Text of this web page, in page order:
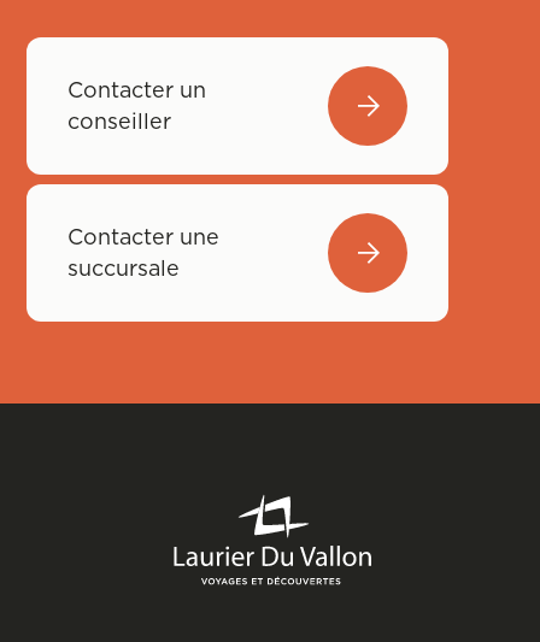
Contacter un
conseiller
Contacter une
succursale